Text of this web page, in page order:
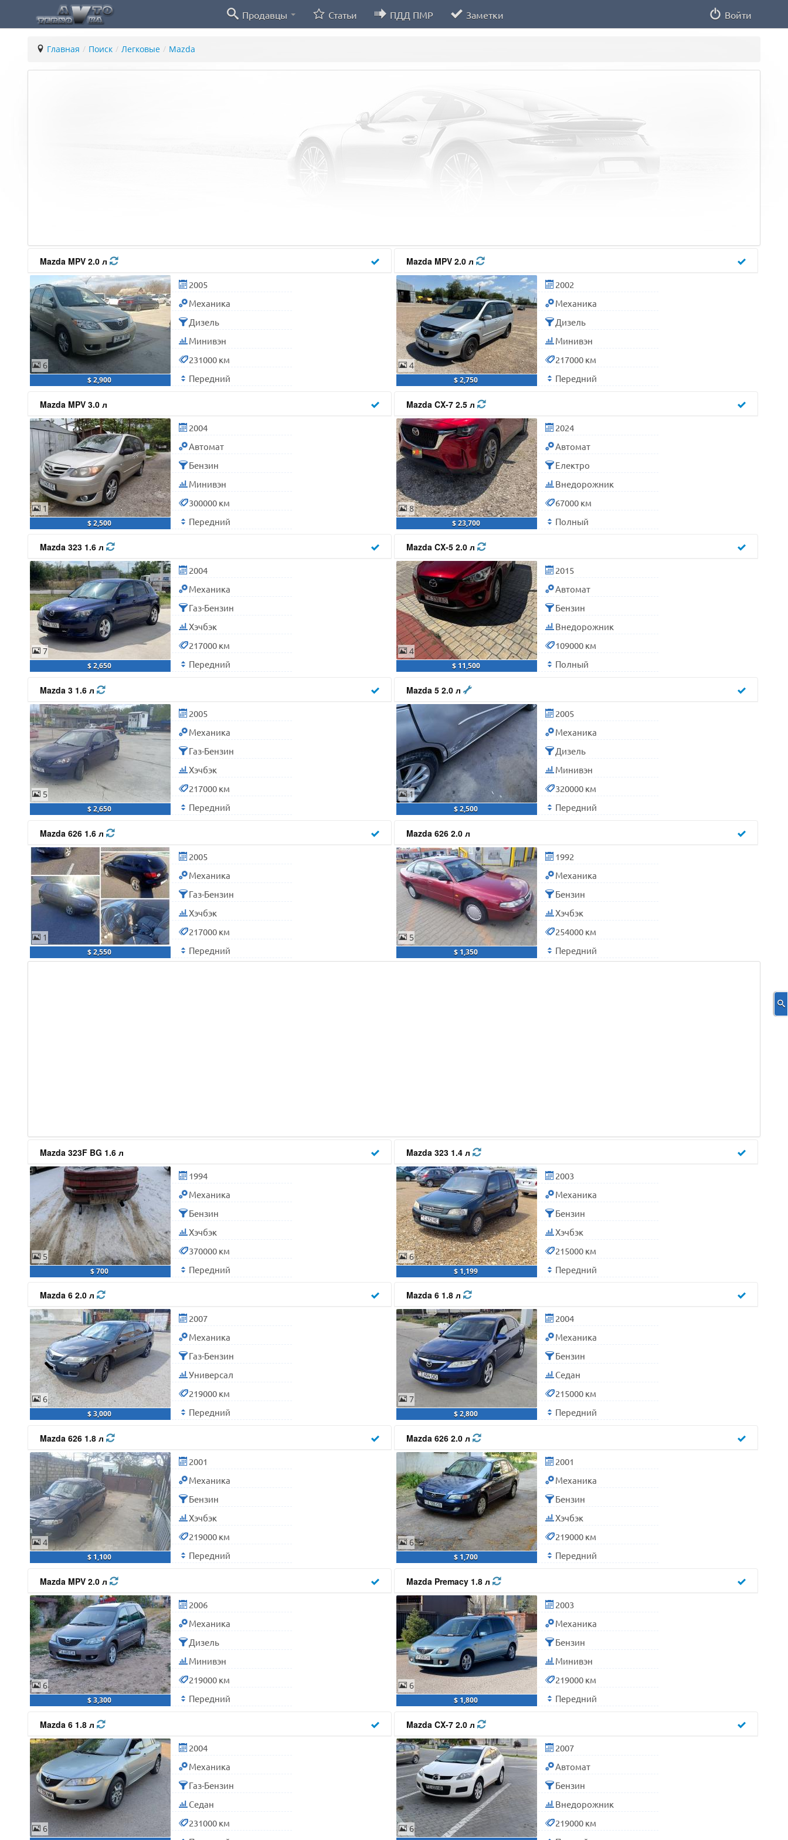
Войти
Продавцы Статьи ПДД ПМР Заметки
Главная / Поиск / Легковые / Mazda
Mazda MPV 2.0 л
6
$ 2,900
2005
Механика
Дизель
Минивэн
231000 км
Передний
Mazda MPV 2.0 л
4
$ 2,750
2002
Механика
Дизель
Минивэн
217000 км
Передний
Mazda MPV 3.0 л
1
$ 2,500
2004
Автомат
Бензин
Минивэн
300000 км
Передний
Mazda CX-7 2.5 л
8
$ 23,700
2024
Автомат
Електро
Внедорожник
67000 км
Полный
Mazda 323 1.6 л
7
$ 2,650
2004
Механика
Газ-Бензин
Хэчбэк
217000 км
Передний
Mazda CX-5 2.0 л
4
$ 11,500
2015
Автомат
Бензин
Внедорожник
109000 км
Полный
Mazda 3 1.6 л
5
$ 2,650
2005
Механика
Газ-Бензин
Хэчбэк
217000 км
Передний
Mazda 5 2.0 л
1
$ 2,500
2005
Механика
Дизель
Минивэн
320000 км
Передний
Mazda 626 1.6 л
1
$ 2,550
2005
Механика
Газ-Бензин
Хэчбэк
217000 км
Передний
Mazda 626 2.0 л
5
$ 1,350
1992
Механика
Бензин
Хэчбэк
254000 км
Передний
Mazda 323F BG 1.6 л
5
$ 700
1994
Механика
Бензин
Хэчбэк
370000 км
Передний
Mazda 323 1.4 л
6
$ 1,199
2003
Механика
Бензин
Хэчбэк
215000 км
Передний
Mazda 6 2.0 л
6
$ 3,000
2007
Механика
Газ-Бензин
Универсал
219000 км
Передний
Mazda 6 1.8 л
7
$ 2,800
2004
Механика
Бензин
Седан
215000 км
Передний
Mazda 626 1.8 л
4
$ 1,100
2001
Механика
Бензин
Хэчбэк
219000 км
Передний
Mazda 626 2.0 л
6
$ 1,700
2001
Механика
Бензин
Хэчбэк
219000 км
Передний
Mazda MPV 2.0 л
6
$ 3,300
2006
Механика
Дизель
Минивэн
219000 км
Передний
Mazda Premacy 1.8 л
6
$ 1,800
2003
Механика
Бензин
Минивэн
219000 км
Передний
Mazda 6 1.8 л
6
2004
Механика
Газ-Бензин
Седан
231000 км
Mazda CX-7 2.0 л
6
2007
Автомат
Бензин
Внедорожник
219000 км